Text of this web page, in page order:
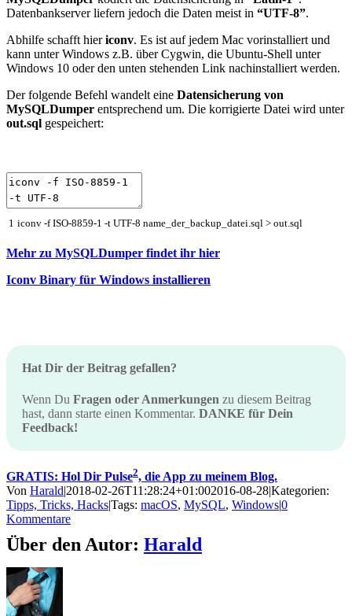
Datenbankserver liefern jedoch die Daten meist in “UTF-8”.
Abhilfe schafft hiericonv. Es ist auf jedem Mac vorinstalliert und
kann unter Windows z.B. über Cygwin, die Ubuntu-Shell unter
Windows 10 oder den unten stehenden Link nachinstalliert werden.
Der folgende Befehl wandelt eine Datensicherung von
MySQLDumper entsprechend um. Die korrigierte Datei wird unter
out.sql gespeichert:
1 iconv -f ISO-8859-1 -t UTF-8 name_der_backup_datei.sql > out.sql
Mehr zu MySQLDumper findet ihr hier
Iconv Binary für Windows installieren
Hat Dir der Beitrag gefallen?
Wenn Du Fragen oder Anmerkungen zu diesem Beitrag
hast, dann starte einen Kommentar. DANKE für Dein
Feedback!
GRATIS: Hol Dir Pulse2, die App zu meinem Blog.
Von Harald|2018-02-26T11:28:24+01:002016-08-28|Kategorien:
Tipps, Tricks, Hacks|Tags: macOS, MySQL, Windows|0
Kommentare
Über den Autor: Harald